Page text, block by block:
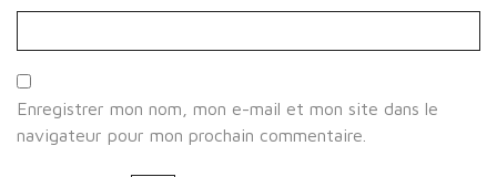
Enregistrer mon nom, mon e-mail et mon site dans le
navigateur pour mon prochain commentaire.